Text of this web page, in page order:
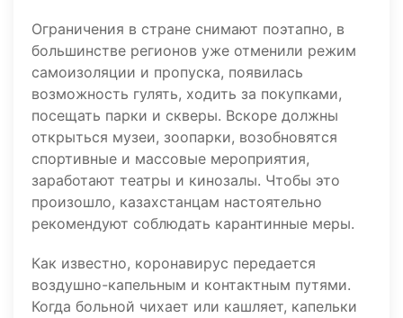
Ограничения в стране снимают поэтапно, в
большинстве регионов уже отменили режим
самоизоляции и пропуска, появилась
возможность гулять, ходить за покупками,
посещать парки и скверы. Вскоре должны
открыться музеи, зоопарки, возобновятся
спортивные и массовые мероприятия,
заработают театры и кинозалы. Чтобы это
произошло, казахстанцам настоятельно
рекомендуют соблюдать карантинные меры.
Как известно, коронавирус передается
воздушно-капельным и контактным путями.
Когда больной чихает или кашляет, капельки